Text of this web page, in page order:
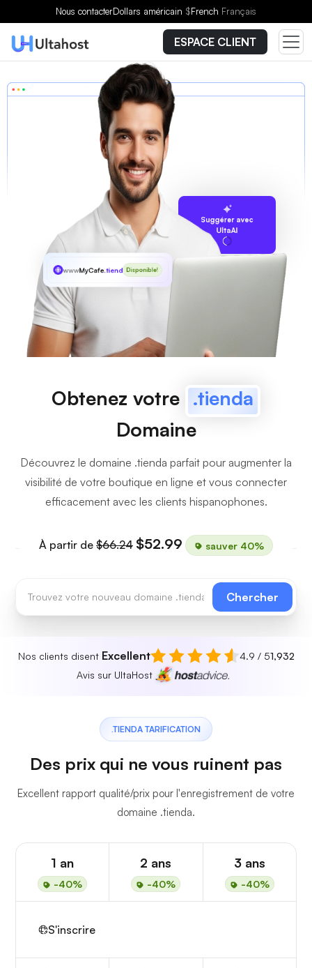
Nous contacterDollars américain $French Français
ESPACE CLIENT
Suggérer avec
UltaAI
wwwMyCafe.tiendaDisponible!
Obtenez votre .tienda
Domaine
Découvrez le domaine .tienda parfait pour augmenter la
visibilité de votre boutique en ligne et vous connecter
efficacement avec les clients hispanophones.
À partir de $66.24 $52.99 sauver 40%
Chercher
Nos clients disent Excellent 4.9 / 51,932
Avis sur UltaHost
.TIENDA TARIFICATION
Des prix qui ne vous ruinent pas
Excellent rapport qualité/prix pour l'enregistrement de votre
domaine .tienda.
1 an
-40%
2 ans
-40%
3 ans
-40%
S'inscrire